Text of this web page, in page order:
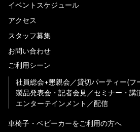
イベントスケジュール
アクセス
スタッフ募集
お問い合わせ
ご利用シーン
社員総会+懇親会
貸切パーティー(フ
製品発表会・記者会見
セミナー・講
エンターテインメント
配信
車椅子・ベビーカーをご利用の方へ